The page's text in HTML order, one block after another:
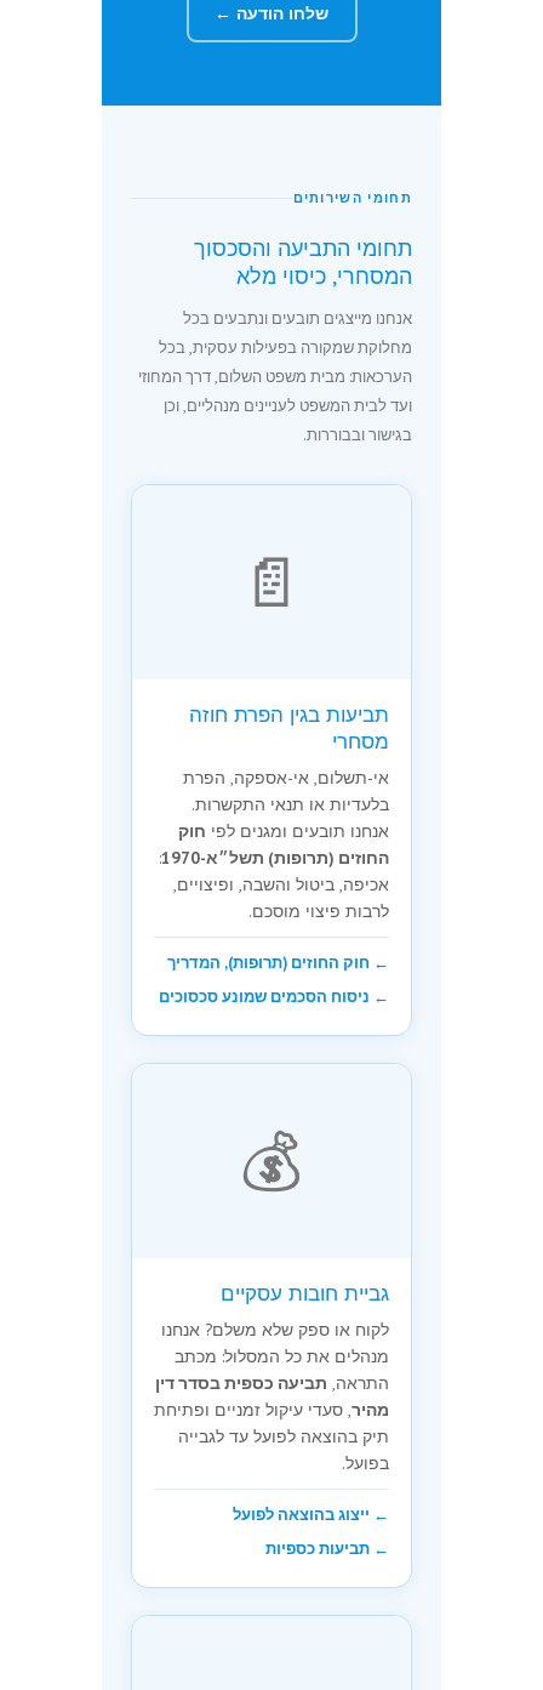
שלחו הודעה ←
תחומי השירותים
תחומי התביעה והסכסוך
המסחרי, כיסוי מלא
אנחנו מייצגים תובעים ונתבעים בכל
מחלוקת שמקורה בפעילות עסקית, בכל
הערכאות: מבית משפט השלום, דרך המחוזי
ועד לבית המשפט לעניינים מנהליים, וכן
בגישור ובבוררות.
📄
תביעות בגין הפרת חוזה
מסחרי
אי-תשלום, אי-אספקה, הפרת
בלעדיות או תנאי התקשרות.
אנחנו תובעים ומגנים לפי חוק
החוזים (תרופות) תשל״א-1970
:
אכיפה, ביטול והשבה, ופיצויים,
לרבות פיצוי מוסכם.
← חוק החוזים (תרופות), המדריך
← ניסוח הסכמים שמונע סכסוכים
💰
גביית חובות עסקיים
לקוח או ספק שלא משלם? אנחנו
מנהלים את כל המסלול: מכתב
התראה, תביעה כספית בסדר דין
מהיר, סעדי עיקול זמניים ופתיחת
תיק בהוצאה לפועל עד לגבייה
בפועל.
← ייצוג בהוצאה לפועל
← תביעות כספיות